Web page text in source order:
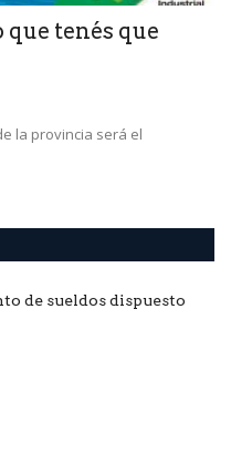
tenés que
la provincia será el
de sueldos dispuesto